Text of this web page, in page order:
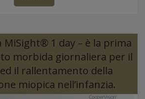
MiSight® 1 day – è la prima
morbida giornaliera per il
il rallentamento della
miopica nell’infanzia.